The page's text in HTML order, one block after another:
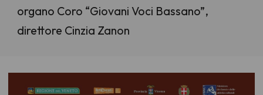
organo Coro “Giovani Voci Bassano”,
direttore Cinzia Zanon